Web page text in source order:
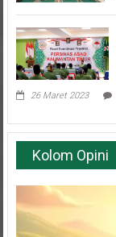
26 Maret 2023
Kolom Opini